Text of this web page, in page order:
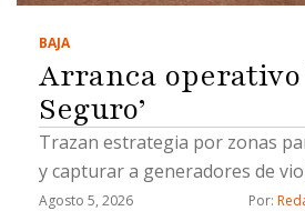
BAJA
Arranca operativo
Seguro’
Trazan estrategia por zonas
y capturar a generadores de
Agosto 5, 2026 Por: